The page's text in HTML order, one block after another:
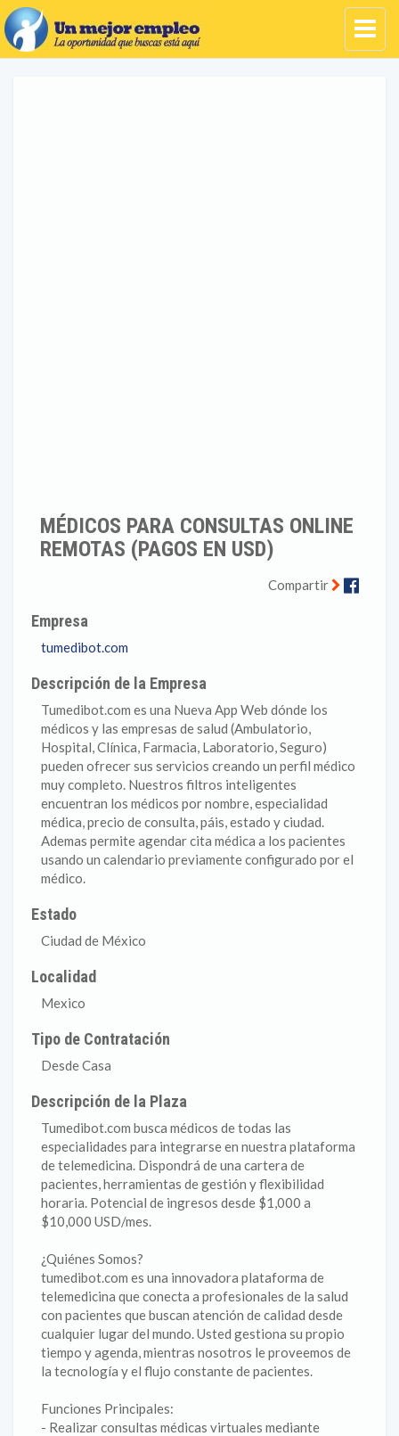
MÉDICOS PARA CONSULTAS ONLINE
REMOTAS (PAGOS EN USD)
Compartir
Empresa
tumedibot.com
Descripción de la Empresa
Tumedibot.com es una Nueva App Web dónde los
médicos y las empresas de salud (Ambulatorio,
Hospital, Clínica, Farmacia, Laboratorio, Seguro)
pueden ofrecer sus servicios creando un perfil médico
muy completo. Nuestros filtros inteligentes
encuentran los médicos por nombre, especialidad
médica, precio de consulta, páis, estado y ciudad.
Ademas permite agendar cita médica a los pacientes
usando un calendario previamente configurado por el
médico.
Estado
Ciudad de México
Localidad
Mexico
Tipo de Contratación
Desde Casa
Descripción de la Plaza
Tumedibot.com busca médicos de todas las
especialidades para integrarse en nuestra plataforma
de telemedicina. Dispondrá de una cartera de
pacientes, herramientas de gestión y flexibilidad
horaria. Potencial de ingresos desde $1,000 a
$10,000 USD/mes.
¿Quiénes Somos?
tumedibot.com es una innovadora plataforma de
telemedicina que conecta a profesionales de la salud
con pacientes que buscan atención de calidad desde
cualquier lugar del mundo. Usted gestiona su propio
tiempo y agenda, mientras nosotros le proveemos de
la tecnología y el flujo constante de pacientes.
Funciones Principales:
- Realizar consultas médicas virtuales mediante